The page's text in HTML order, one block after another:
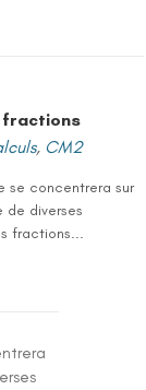
fractions
, CM2
se concentrera sur
de diverses
fractions...